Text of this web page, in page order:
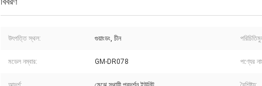
উৎপত্তি স্থল: গুয়াংডং, চীন
মডেল নম্বার: GM-DR078 পণ্যের